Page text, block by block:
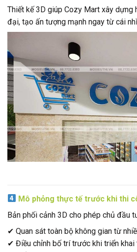
Thiết kế 3D giúp Cozy Mart xây dựng
đại, tạo ấn tượng mạnh ngay từ cái
Mô phỏng thực tế trước khi thi
Bản phối cảnh 3D cho phép chủ đầu
✔ Quan sát toàn bộ không gian từ
✔ Điều chỉnh bố trí trước khi triển khai